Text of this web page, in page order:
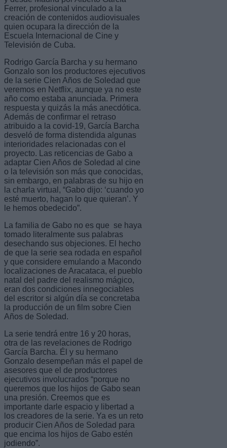
Ferrer, profesional vinculado a la
creación de contenidos audiovisuales
quien ocupara la dirección de la
Escuela Internacional de Cine y
Televisión de Cuba.
Rodrigo García Barcha y su hermano
Gonzalo son los productores ejecutivos
de la serie Cien Años de Soledad que
veremos en Netflix, aunque ya no este
año como estaba anunciada. Primera
respuesta y quizás la más anecdótica.
Además de confirmar el retraso
atribuido a la covid-19, García Barcha
desveló de forma distendida algunas
interioridades relacionadas con el
proyecto. Las reticencias de Gabo a
adaptar Cien Años de Soledad al cine
o la televisión son más que conocidas,
sin embargo, en palabras de su hijo en
la charla virtual, “Gabo dijo: ‘cuando yo
esté muerto, hagan lo que quieran’. Y
le hemos obedecido”.
La familia de Gabo no es que se haya
tomado literalmente sus palabras
desechando sus objeciones. El hecho
de que la serie sea rodada en español
y que considere emulando a Macondo
localizaciones de Aracataca, el pueblo
natal del padre del realismo mágico,
eran dos condiciones innegociables
del escritor si algún día se concretaba
la producción de un film sobre Cien
Años de Soledad.
La serie tendrá entre 16 y 20 horas,
otra de las revelaciones de Rodrigo
García Barcha. Él y su hermano
Gonzalo desempeñan más el papel de
asesores que el de productores
ejecutivos involucrados “porque no
queremos que los hijos de Gabo sean
una presión. Creemos que es
importante darle espacio y libertad a
los creadores de la serie. Ya es un reto
producir Cien Años de Soledad para
que encima los hijos de Gabo estén
jodiendo”.